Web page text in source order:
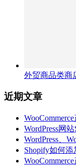
外贸商品类商
近期文章
WordPress网
WordPress、
Shopify如何